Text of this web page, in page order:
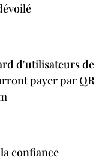
d'utilisateurs de
payer par QR
confiance